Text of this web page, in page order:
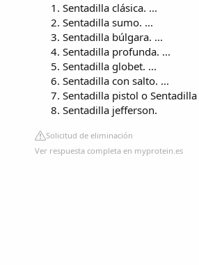
Sentadilla clásica. ...
Sentadilla sumo. ...
Sentadilla búlgara. ...
Sentadilla profunda. ...
Sentadilla globet. ...
Sentadilla con salto. ...
Sentadilla pistol o
Sentadilla jefferson.
Solicitud de eliminación
Ver respuesta completa en myprotein.es